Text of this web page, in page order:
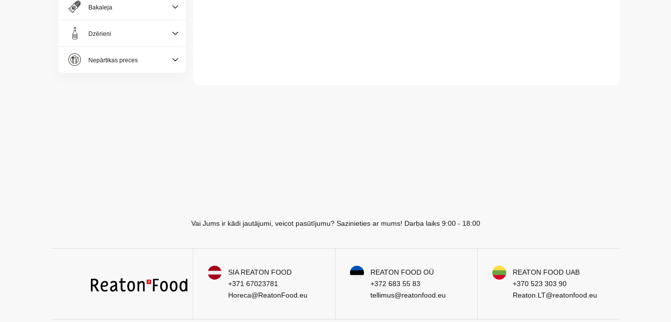
Bakaleja
Dzērieni
Nepārtikas preces
Vai Jums ir kādi jautājumi, veicot pasūtījumu? Sazinieties ar mums! Darba laiks 9:00 - 18:00
SIA REATON FOOD
+371 67023781
Horeca@ReatonFood.eu
REATON FOOD OÜ
+372 683 55 83
tellimus@reatonfood.eu
REATON FOOD UAB
+370 523 303 90
Reaton.LT@reatonfood.eu